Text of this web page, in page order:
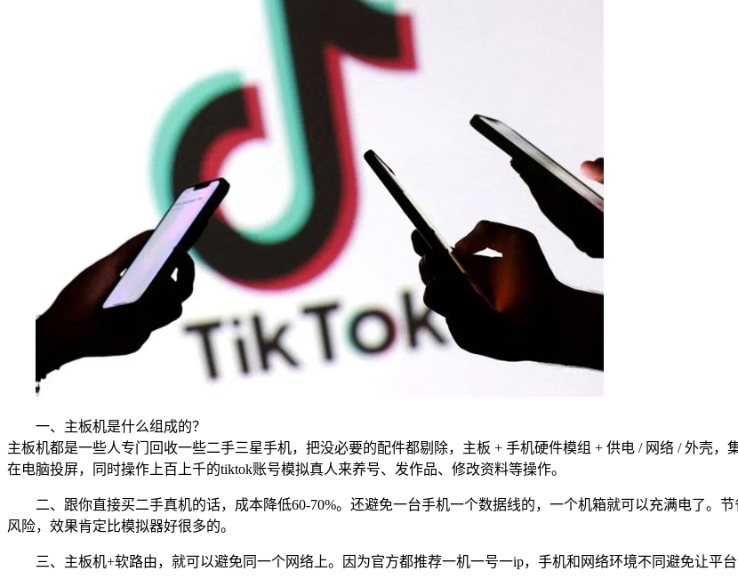
一、主板机是什么组成的？
主板机都是一些人专门回收一些二手三星手机，把没必要的配件都剔除，主板 + 手机硬件模组 + 供电 / 网络 / 外壳
在电脑投屏，同时操作上百上千的tiktok账号模拟真人来养号、发作品、修改资料等操作。
二、跟你直接买二手真机的话，成本降低60-70%。还避免一台手机一个数据线的，一个机箱就可以充满电了。
风险，效果肯定比模拟器好很多的。
三、主板机+软路由，就可以避免同一个网络上。因为官方都推荐一机一号一ip，手机和网络环境不同避免让平